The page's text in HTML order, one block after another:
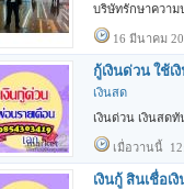
บริษัทรักษาความ
16 มีนาคม
กู้เงินด่วน ใช้เ
เงินสด
เงินด่วน เงินสด
เมื่อวานนี้
เงินกู้ สินเชื่อเ